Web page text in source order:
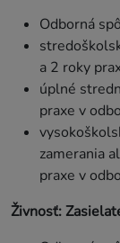
Odborná
a 2 roky
úplné
praxe v
zamerania
praxe v
Živnosť: